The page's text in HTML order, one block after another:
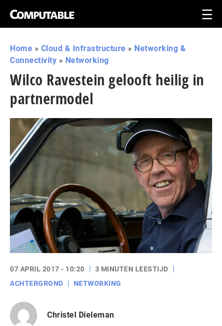
Home » Cloud & Infrastructure » Networking &
Connectivity » Networking
Wilco Ravestein gelooft heilig in
partnermodel
07 APRIL 2017 - 10:20
3 MINUTEN LEESTIJD
ACHTERGROND
NETWORKING
Christel Dieleman